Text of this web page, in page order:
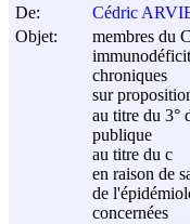
De:
Cédric
Objet:
membres du
chroniques
sur
au titre du 3°
publique
au titre du c
en raison de
de
concernées